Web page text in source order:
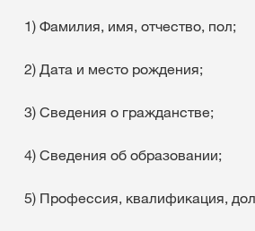
1) Фамилия, имя, отчество, пол;
2) Дата и место рождения;
3) Сведения о гражданстве;
4) Сведения об образовании;
5) Профессия, квалификация,